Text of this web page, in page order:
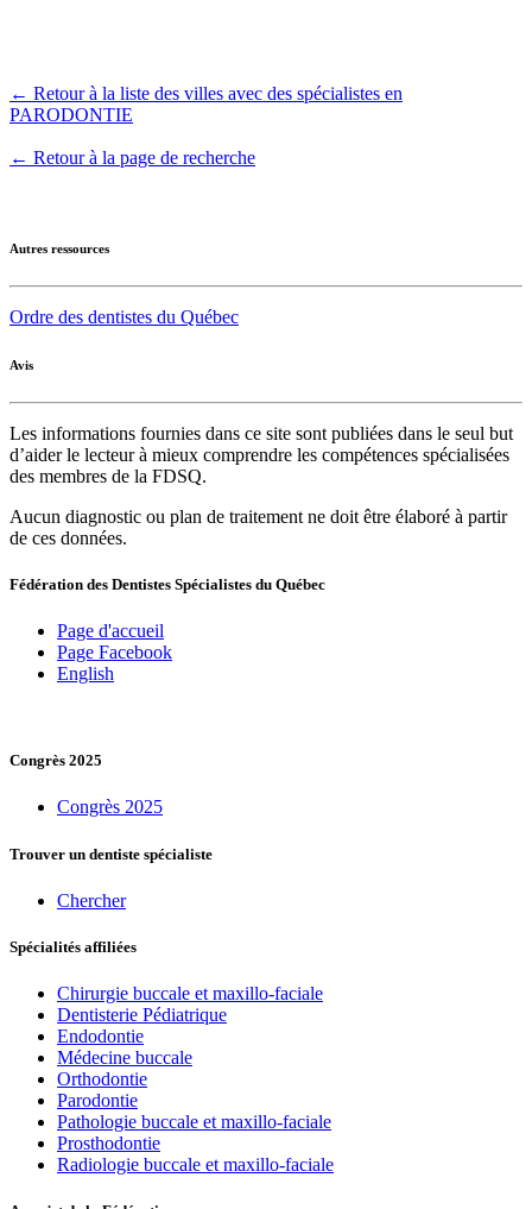
← Retour à la liste des villes avec des spécialistes en
PARODONTIE
← Retour à la page de recherche
Autres ressources
Ordre des dentistes du Québec
Avis
Les informations fournies dans ce site sont publiées dans le seul but
d’aider le lecteur à mieux comprendre les compétences spécialisées
des membres de la FDSQ.
Aucun diagnostic ou plan de traitement ne doit être élaboré à partir
de ces données.
Fédération des Dentistes Spécialistes du Québec
Page d'accueil
Page Facebook
English
Congrès 2025
Congrès 2025
Trouver un dentiste spécialiste
Chercher
Spécialités affiliées
Chirurgie buccale et maxillo-faciale
Dentisterie Pédiatrique
Endodontie
Médecine buccale
Orthodontie
Parodontie
Pathologie buccale et maxillo-faciale
Prosthodontie
Radiologie buccale et maxillo-faciale